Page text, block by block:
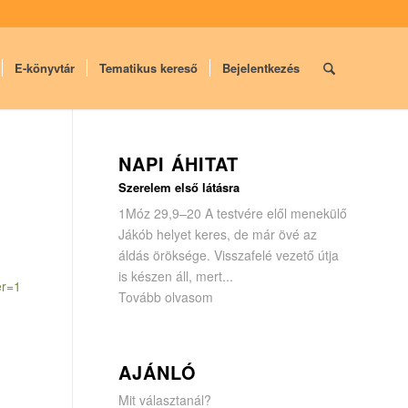
E-könyvtár Tematikus kereső Bejelentkezés
NAPI ÁHITAT
Szerelem első látásra
1Móz 29,9–20 A testvére elől menekülő
Jákób helyet keres, de már övé az
áldás öröksége. Visszafelé vezető útja
is készen áll, mert...
Tovább olvasom
AJÁNLÓ
Mit választanál?